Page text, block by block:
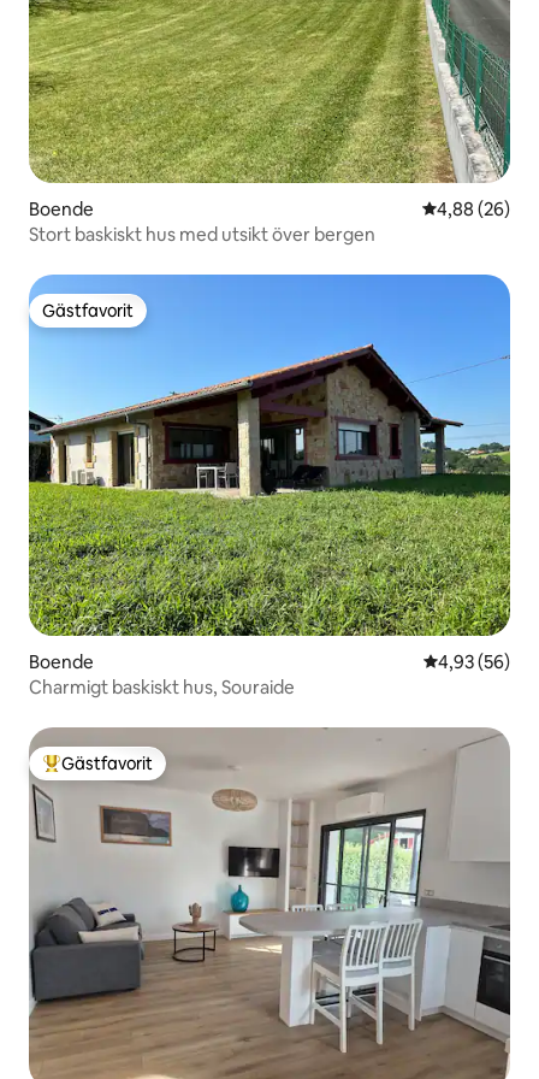
Boende 4,88 av 5 i
4,88 (26)
Stort baskiskt hus med utsikt över bergen
Gästfavorit
Gästfavorit
Boende 4,93 av 5 i
4,93 (56)
Charmigt baskiskt hus, Souraide
Populär gästfavorit
Gästfavorit